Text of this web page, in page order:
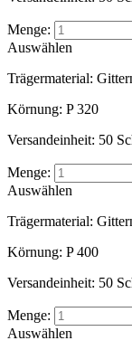
Menge:
Auswählen
Trägermaterial:
Körnung: P 320
Versandeinheit: 50
Menge:
Auswählen
Trägermaterial:
Körnung: P 400
Versandeinheit: 50
Menge:
Auswählen